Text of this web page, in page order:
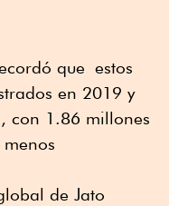
que estos
en 2019 y
con 1.86 millones
de Jato